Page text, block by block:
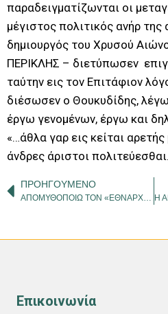
παραδειγματίζωνται οι
μέγιστος πολιτικός ανήρ της
δημιουργός του Χρυσού
ΠΕΡΙΚΛΗΣ – διετύπωσεν
ταύτην εις τον Επιτάφιον
διέσωσεν ο Θουκυδίδης,
έργω γενομένων, έργω και
«…άθλα γαρ εις κείται
άνδρες άριστοι
ΠΡΟΗΓΟΎΜΕΝΟ
ΑΠΟΜΥΘΟΠΟΙΩ ΤΟΝ «ΕΘΝΑΡΧΗ» ΚΩΝΣΤΑΝΤΙΝΟ ΚΑΡΑΜΑΝΛΗ
Επικοινωνία